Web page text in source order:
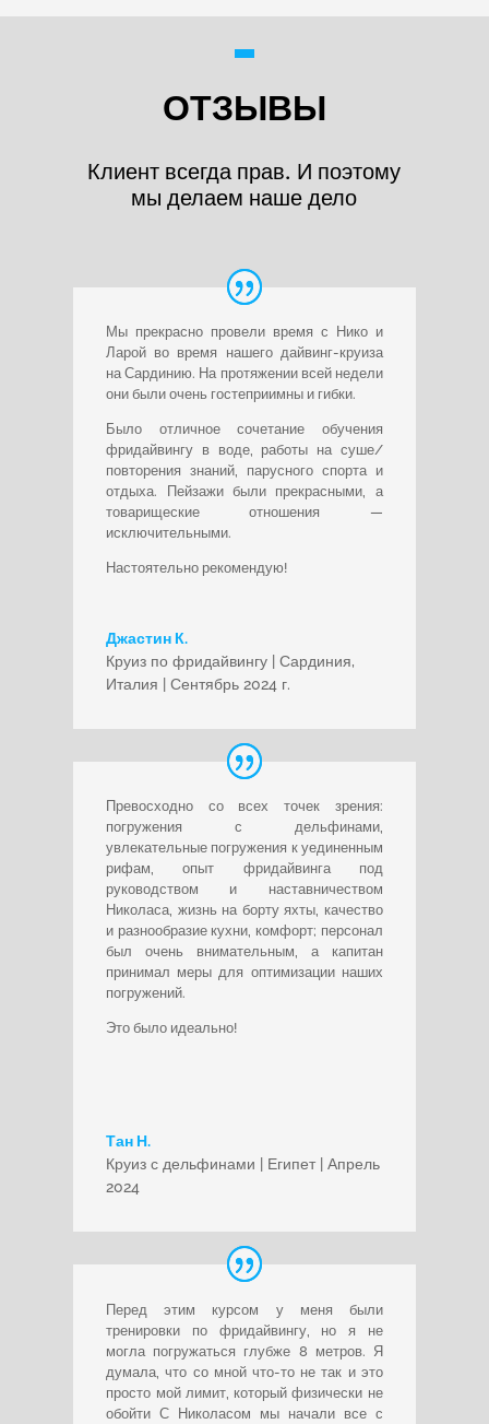
ОТЗЫВЫ
Клиент всегда прав. И поэтому
мы делаем наше дело
Мы прекрасно провели время с Нико и
Ларой во время нашего дайвинг-круиза
на Сардинию. На протяжении всей недели
они были очень гостеприимны и гибки.
Было отличное сочетание обучения
фридайвингу в воде, работы на суше/
повторения знаний, парусного спорта и
отдыха. Пейзажи были прекрасными, а
товарищеские отношения —
исключительными.
Настоятельно рекомендую!
Джастин К.
Круиз по фридайвингу | Сардиния,
Италия | Сентябрь 2024 г.
Превосходно со всех точек зрения:
погружения с дельфинами,
увлекательные погружения к уединенным
рифам, опыт фридайвинга под
руководством и наставничеством
Николаса, жизнь на борту яхты, качество
и разнообразие кухни, комфорт; персонал
был очень внимательным, а капитан
принимал меры для оптимизации наших
погружений.
Это было идеально!
Тан Н.
Круиз с дельфинами | Египет | Апрель
2024
Перед этим курсом у меня были
тренировки по фридайвингу, но я не
могла погружаться глубже 8 метров. Я
думала, что со мной что-то не так и это
просто мой лимит, который физически не
обойти С Николасом мы начали все с